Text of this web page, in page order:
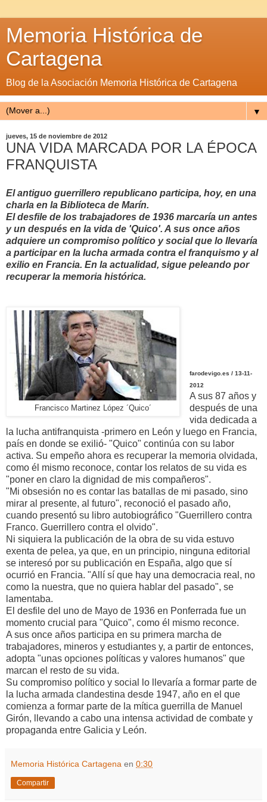
Memoria Histórica de
Cartagena
Blog de la Asociación Memoria Histórica de Cartagena
▼
jueves, 15 de noviembre de 2012
UNA VIDA MARCADA POR LA ÉPOCA
FRANQUISTA
El antiguo guerrillero republicano participa, hoy, en una
charla en la Biblioteca de Marín.
El desfile de los trabajadores de 1936 marcaría un antes
y un después en la vida de 'Quico'. A sus once años
adquiere un compromiso político y social que lo llevaría
a participar en la lucha armada contra el franquismo y al
exilio en Francia. En la actualidad, sigue peleando por
recuperar la memoria histórica.
Francisco Martinez López ´Quico´
farodevigo.es / 13-11-
2012
A sus 87 años y
después de una
vida dedicada a
la lucha antifranquista -primero en León y luego en Francia,
país en donde se exilió- "Quico" continúa con su labor
activa. Su empeño ahora es recuperar la memoria olvidada,
como él mismo reconoce, contar los relatos de su vida es
"poner en claro la dignidad de mis compañeros".
"Mi obsesión no es contar las batallas de mi pasado, sino
mirar al presente, al futuro", reconoció el pasado año,
cuando presentó su libro autobiográfico "Guerrillero contra
Franco. Guerrillero contra el olvido".
Ni siquiera la publicación de la obra de su vida estuvo
exenta de pelea, ya que, en un principio, ninguna editorial
se interesó por su publicación en España, algo que sí
ocurrió en Francia. "Allí sí que hay una democracia real, no
como la nuestra, que no quiera hablar del pasado", se
lamentaba.
El desfile del uno de Mayo de 1936 en Ponferrada fue un
momento crucial para "Quico", como él mismo reconce.
A sus once años participa en su primera marcha de
trabajadores, mineros y estudiantes y, a partir de entonces,
adopta "unas opciones políticas y valores humanos" que
marcan el resto de su vida.
Su compromiso político y social lo llevaría a formar parte de
la lucha armada clandestina desde 1947, año en el que
comienza a formar parte de la mítica guerrilla de Manuel
Girón, llevando a cabo una intensa actividad de combate y
propaganda entre Galicia y León.
Memoria Histórica Cartagena en 0:30
Compartir